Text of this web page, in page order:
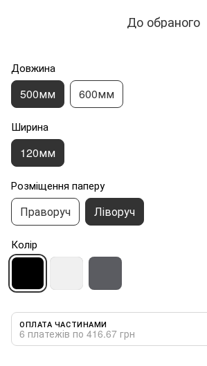
До обраного
Довжина
500мм 600мм
Ширина
120мм
Розміщення паперу
Праворуч Ліворуч
Колір
ОПЛАТА ЧАСТИНАМИ
6 платежів по 416.67 грн